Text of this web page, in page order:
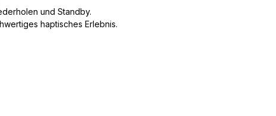
und Standby.
haptisches Erlebnis.